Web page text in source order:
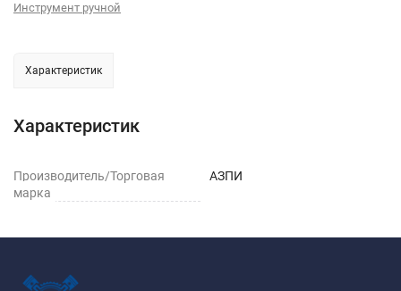
Инструмент ручной
Характеристик
Характеристик
Производитель/Торговая
марка
АЗПИ